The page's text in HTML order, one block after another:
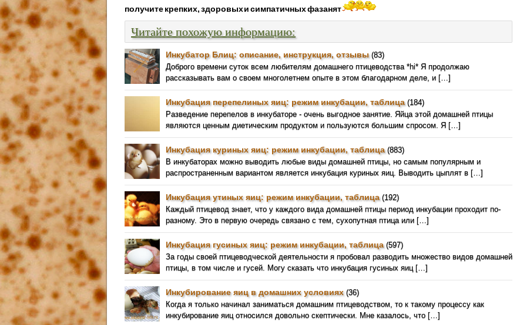
получите крепких, здоровых и симпатичных фазанят
Читайте похожую информацию:
Инкубатор Блиц: описание, инструкция, отзывы(83)
Доброго времени суток всем любителям домашнего птицеводства *hi* Я продолжаю
рассказывать вам о своем многолетнем опыте в этом благодарном деле, и […]
Инкубация перепелиных яиц: режим инкубации, таблица(184)
Разведение перепелов в инкубаторе - очень выгодное занятие. Яйца этой домашней птицы
являются ценным диетическим продуктом и пользуются большим спросом. Я […]
Инкубация куриных яиц: режим инкубации, таблица(883)
В инкубаторах можно выводить любые виды домашней птицы, но самым популярным и
распространенным вариантом является инкубация куриных яиц. Выводить цыплят в […]
Инкубация утиных яиц: режим инкубации, таблица(192)
Каждый птицевод знает, что у каждого вида домашней птицы период инкубации проходит по-
разному. Это в первую очередь связано с тем, сухопутная птица или […]
Инкубация гусиных яиц: режим инкубации, таблица(597)
За годы своей птицеводческой деятельности я пробовал разводить множество видов домашней
птицы, в том числе и гусей. Могу сказать что инкубация гусиных яиц […]
Инкубирование яиц в домашних условиях(36)
Когда я только начинал заниматься домашним птицеводством, то к такому процессу как
инкубирование яиц относился довольно скептически. Мне казалось, что […]